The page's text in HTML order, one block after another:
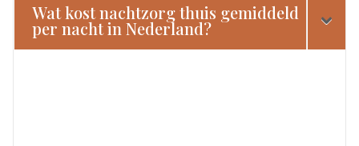
Wat kost nachtzorg thuis gemiddeld
per nacht in Nederland?